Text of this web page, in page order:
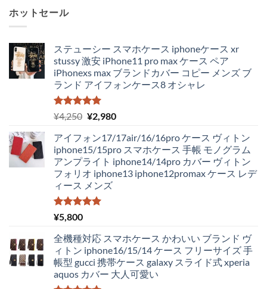
ホットセール
ステューシー スマホケース iphoneケース xr
stussy 激安 iPhone11 pro max ケース ペア
iPhonexs max ブランドカバー コピー メンズ ブ
ランド アイフォンケース8 オシャレ
5段階中
5.00
の評価
¥4,250 元
価
格
は
¥4,250
で
し
¥2,980現
の
価
格
は
アイフォン17/17air/16/16pro ケース ヴィトン
iphone15/15pro スマホケース 手帳 モノグラム
アンプライト iphone14/14pro カバー ヴィトン
フォリオ iphone13 iphone12promax ケース レデ
ィース メンズ
5段階中
5.00
¥5,800
全機種対応 スマホケース かわいい ブランド ヴ
ィトン iphone16/15/14 ケース フリーサイズ 手
帳型 gucci 携帯ケース galaxy スライド式 xperia
aquos カバー 大人可愛い